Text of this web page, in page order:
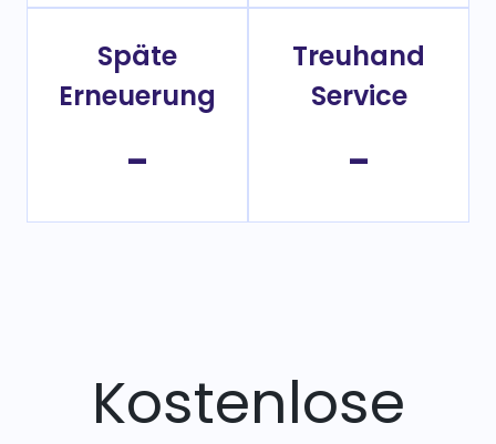
Späte
Erneuerung
-
Treuhand
Service
-
Kostenlose